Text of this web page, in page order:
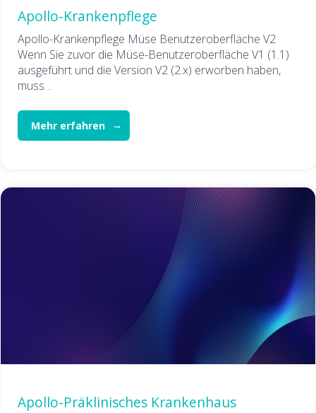
Apollo-Krankenpflege
Apollo-Krankenpflege Müse Benutzeroberfläche V2
Wenn Sie zuvor die Müse-Benutzeroberfläche V1 (1.1)
ausgeführt und die Version V2 (2.x) erworben haben,
muss…
Mehr erfahren
Apollo-Präklinisches Krankenhaus